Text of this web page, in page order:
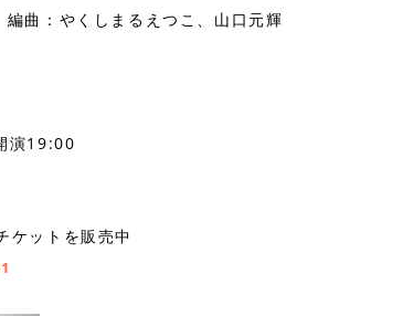
曲：やくしまるえつこ、山口元輝
演19:00
ケットを販売中